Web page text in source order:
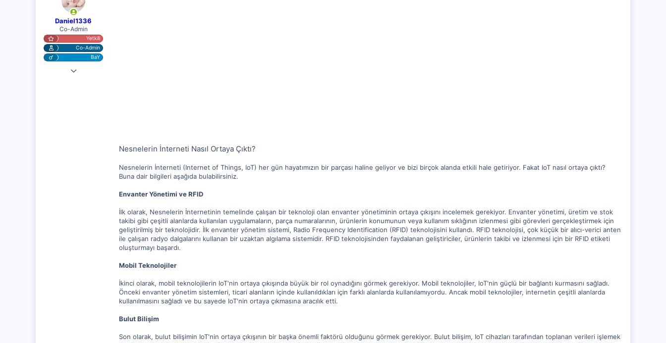
Daniel1336
Co-Admin
Yetkili
Co-Admin
BaY
4 Nis 2023
Nesnelerin İnterneti Nasıl Ortaya Çıktı?
Nesnelerin İnterneti (Internet of Things, IoT) her gün hayatımızın bir parçası haline geliyor ve bizi birçok alanda etkili hale getiriyor. Fakat IoT nasıl ortaya çıktı?
Buna dair bilgileri aşağıda bulabilirsiniz.
Envanter Yönetimi ve RFID
İlk olarak, Nesnelerin İnternetinin temelinde çalışan bir teknoloji olan envanter yönetiminin ortaya çıkışını incelemek gerekiyor. Envanter yönetimi, üretim ve stok
takibi gibi çeşitli alanlarda kullanılan uygulamaların, parça numaralarının, ürünlerin konumunun veya kullanım sıklığının izlenmesi gibi görevleri gerçekleştirmek için
geliştirilmiş bir teknolojidir. İlk envanter yönetim sistemi, Radio Frequency Identification (RFID) teknolojisini kullandı. RFID teknolojisi, çok küçük bir alıcı-verici anten
ile çalışan radyo dalgalarını kullanan bir uzaktan algılama sistemidir. RFID teknolojisinden faydalanan geliştiriciler, ürünlerin takibi ve izlenmesi için bir RFID etiketi
oluşturmayı başardı.
Mobil Teknolojiler
İkinci olarak, mobil teknolojilerin IoT'nin ortaya çıkışında büyük bir rol oynadığını görmek gerekiyor. Mobil teknolojiler, IoT'nin güçlü bir bağlantı kurmasını sağladı.
Önceki envanter yönetim sistemleri, ticari alanların içinde kullanıldıkları için farklı alanlarda kullanılamıyordu. Ancak mobil teknolojiler, internetin çeşitli alanlarda
kullanılmasını sağladı ve bu sayede IoT'nin ortaya çıkmasına aracılık etti.
Bulut Bilişim
Son olarak, bulut bilişimin IoT'nin ortaya çıkışının bir başka önemli faktörü olduğunu görmek gerekiyor. Bulut bilişim, IoT cihazları tarafından toplanan verileri işlemek